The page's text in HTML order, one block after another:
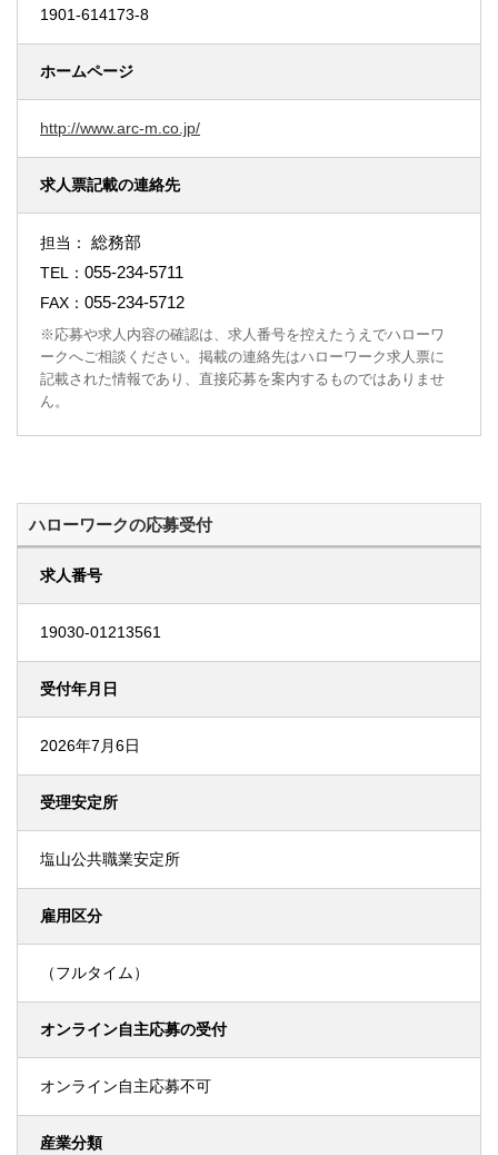
1901-614173-8
ホームページ
http://www.arc-m.co.jp/
求人票記載の連絡先
担当： 総務部
TEL： 055-234-5711
FAX： 055-234-5712
※応募や求人内容の確認は、求人番号を控えたうえでハローワ
ークへご相談ください。掲載の連絡先はハローワーク求人票に
記載された情報であり、直接応募を案内するものではありませ
ん。
ハローワークの応募受付
求人番号
19030-01213561
受付年月日
2026年7月6日
受理安定所
塩山公共職業安定所
雇用区分
（フルタイム）
オンライン自主応募の受付
オンライン自主応募不可
産業分類